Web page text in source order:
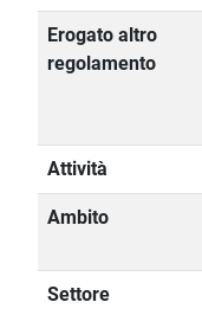
Erogato altro
regolamento
Attività
Ambito
Settore